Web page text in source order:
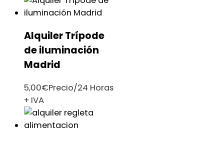
Alquiler Trípode
de iluminación
Madrid
5,00€Precio/24 Horas
+ IVA